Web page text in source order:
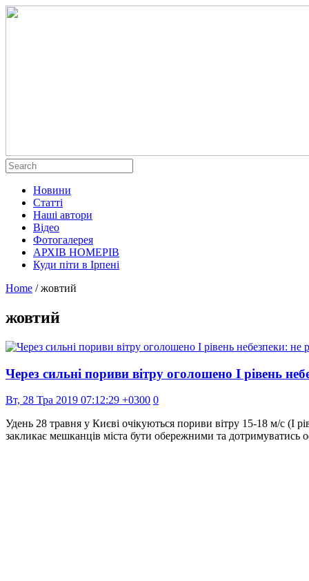
Новини
Статті
Наші автори
Відео
Фотогалерея
АРХІВ НОМЕРІВ
Куди піти в Ірпені
Home / жовтий
жовтий
Через сильні пориви вітру оголошено І рівень
Вт, 28 Тра 2019 07:12:29 +0300 0
Удень 28 травня у Києві очікуються пориви вітру 15-18 м/с (I
закликає мешканців міста бути обережними та дотримуватись